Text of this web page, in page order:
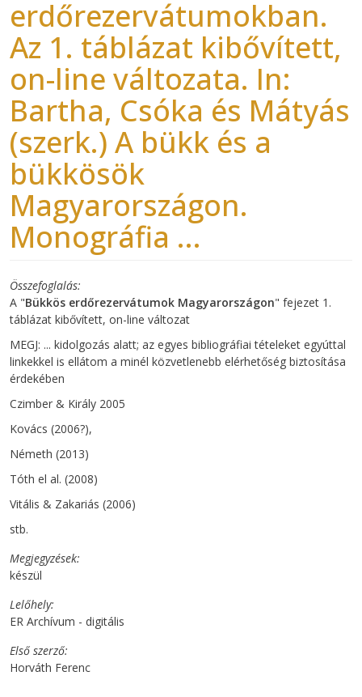
erdőrezervátumokban.
Az 1. táblázat kibővített,
on-line változata. In:
Bartha, Csóka és Mátyás
(szerk.) A bükk és a
bükkösök
Magyarországon.
Monográfia ...
Összefoglalás
A "Bükkös erdőrezervátumok Magyarországon" fejezet 1.
táblázat kibővített, on-line változat
MEGJ: ... kidolgozás alatt; az egyes bibliográfiai tételeket egyúttal
linkekkel is ellátom a minél közvetlenebb elérhetőség biztosítása
érdekében
Czimber & Király 2005
Kovács (2006?),
Németh (2013)
Tóth el al. (2008)
Vitális & Zakariás (2006)
stb.
Megjegyzések
készül
Lelőhely
ER Archívum - digitális
Első szerző
Horváth Ferenc